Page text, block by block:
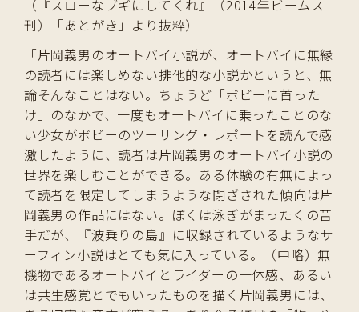
（『スローなブギにしてくれ』（2014年ビームス
刊）「あとがき」より抜粋）
「片岡義男のオートバイ小説が、オートバイに無縁
の読者には楽しめない排他的な小説かというと、無
論そんなことはない。ちょうど「ボビーに首った
け」のなかで、一度もオートバイに乗ったことのな
い少女がボビーのツーリング・レポートを読んで感
激したように、読者は片岡義男のオートバイ小説の
世界を楽しむことができる。ある体験の有無によっ
て読者を限定してしまうような閉ざされた傾向は片
岡義男の作品にはない。ぼくは泳ぎがまったくの苦
手だが、『波乗りの島』に収録されているようなサ
ーフィン小説はとても気に入っている。（中略）無
機物であるオートバイとライダーの一体感、あるい
は共生感覚とでもいったものを描く片岡義男には、